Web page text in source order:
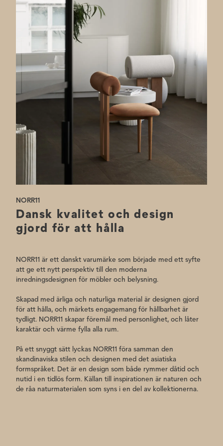
Vi förstår att varje utrymme är unikt, och Y11 finns därför tillgänglig i
flera variationer.
Design: - Rune Krøjgaard och Knut Bendik Humlevik, 2011
NORR11
Dansk kvalitet och design
gjord för att hålla
NORR11 är ett danskt varumärke som började med ett syfte
att ge ett nytt perspektiv till den moderna
inredningsdesignen för möbler och belysning.
Skapad med ärliga och naturliga material är designen gjord
för att hålla, och märkets engagemang för hållbarhet är
tydligt. NORR11 skapar föremål med personlighet, och låter
karaktär och värme fylla alla rum.
På ett snyggt sätt lyckas NORR11 föra samman den
skandinaviska stilen och designen med det asiatiska
formspråket. Det är en design som både rymmer dåtid och
nutid i en tidlös form. Källan till inspirationen är naturen och
de råa naturmaterialen som syns i en del av kollektionerna.